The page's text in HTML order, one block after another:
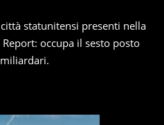
statunitensi presenti nella
occupa il sesto posto